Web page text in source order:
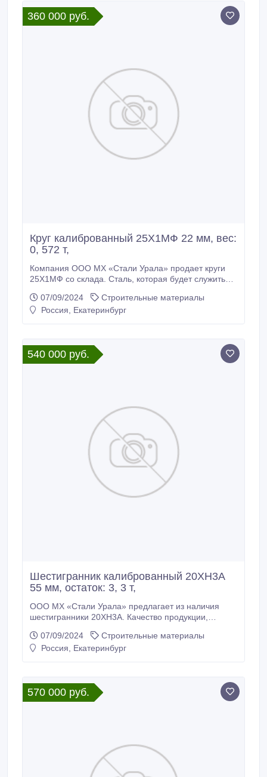
Шестигранник калиброванный 30ХГСА 12 мм,
остаток: 0, 388 т, цена: 375000 руб.
360 000 руб.
Круг калиброванный 25Х1МФ 22 мм, вес:
0, 572 т,
Компания ООО МХ «Стали Урала» продает круги
25Х1МФ со склада. Сталь, которая будет служить
100кг), экспорт в страны СНГ. * Круг калиброванный
25Х1МФ 22 мм, вес: 0, 572 т, ГОСТ 1414-75 ГОСТ
цена: 360000 руб.
07/09/2024
Строительные материалы
Россия, Екатеринбург
540 000 руб.
Шестигранник калиброванный 20ХН3А
55 мм, остаток: 3, 3 т,
ООО МХ «Стали Урала» предлагает из наличия
шестигранники 20ХН3А. Качество продукции,
Екатеринбург. Доставка по России * Шестигранник
калиброванный 20ХН3А 55 мм, вес: 3, 3 т, ГОСТ
07/09/2024
Строительные материалы
Россия, Екатеринбург
570 000 руб.